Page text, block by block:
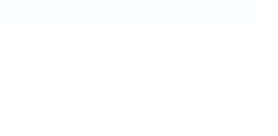
ครบาล พร้อม พลตำรวจตรี